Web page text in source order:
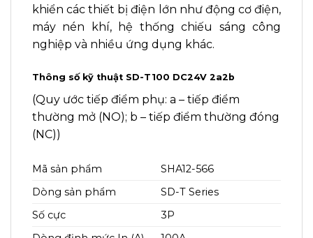
khiển các thiết bị điện lớn như động cơ điện,
máy nén khí, hệ thống chiếu sáng công
nghiệp và nhiều ứng dụng khác.
Thông số kỹ thuật SD-T100 DC24V 2a2b
(Quy ước tiếp điểm phụ: a – tiếp điểm
thường mở (NO); b – tiếp điểm thường đóng
(NC))
Mã sản phẩm
SHA12-566
Dòng sản phẩm
SD-T Series
Số cực
3P